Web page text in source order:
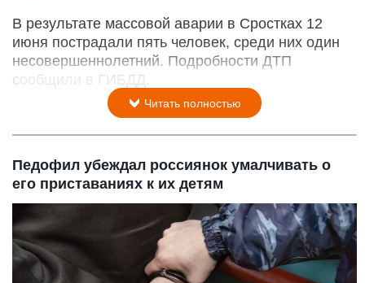
В результате массовой аварии в Сростках 12
июня пострадали пять человек, среди них один
несовершеннолетний. Подробности ДТП
сообщили в ГИБДД.
Читать полностью
Педофил убеждал россиянок умалчивать о
его приставаниях к их детям